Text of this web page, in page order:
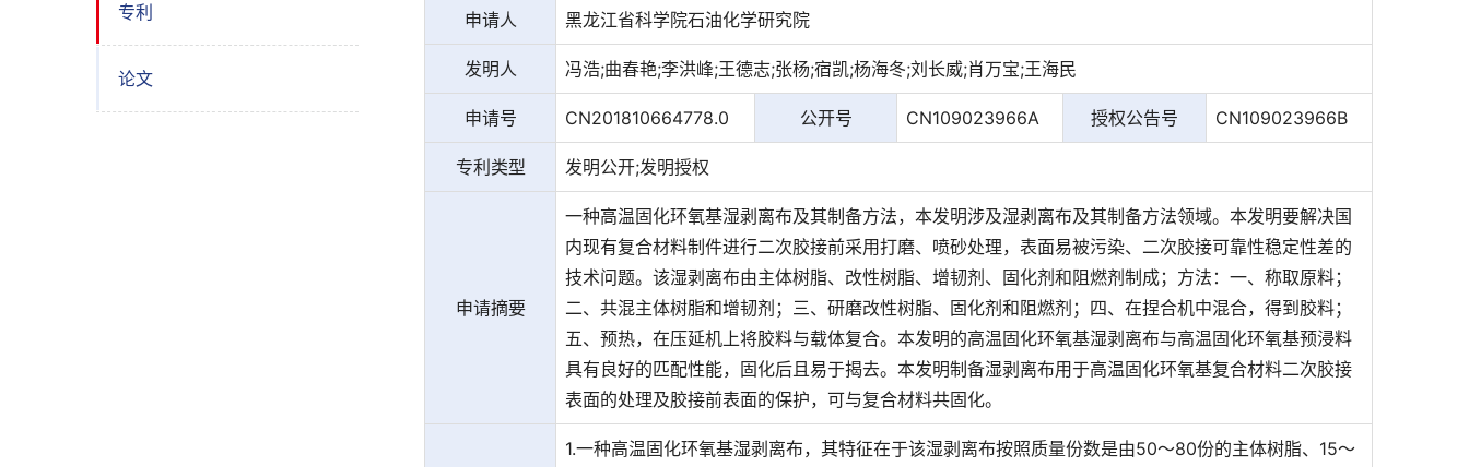
专利
论文
申请人 黑龙江省科学院石油化学研究院
发明人 冯浩;曲春艳;李洪峰;王德志;张杨;宿凯;杨海冬;刘长威;肖万宝;王海民
申请号 CN201810664778.0 公开号 CN109023966A 授权公告号 CN109023966B
专利类型 发明公开;发明授权
申请摘要
一种高温固化环氧基湿剥离布及其制备方法，本发明涉及湿剥离布及其制备方法领域。本发明要解决国
内现有复合材料制件进行二次胶接前采用打磨、喷砂处理，表面易被污染、二次胶接可靠性稳定性差的
技术问题。该湿剥离布由主体树脂、改性树脂、增韧剂、固化剂和阻燃剂制成；方法：一、称取原料；
二、共混主体树脂和增韧剂；三、研磨改性树脂、固化剂和阻燃剂；四、在捏合机中混合，得到胶料；
五、预热，在压延机上将胶料与载体复合。本发明的高温固化环氧基湿剥离布与高温固化环氧基预浸料
具有良好的匹配性能，固化后且易于揭去。本发明制备湿剥离布用于高温固化环氧基复合材料二次胶接
表面的处理及胶接前表面的保护，可与复合材料共固化。
1.一种高温固化环氧基湿剥离布，其特征在于该湿剥离布按照质量份数是由50～80份的主体树脂、15～